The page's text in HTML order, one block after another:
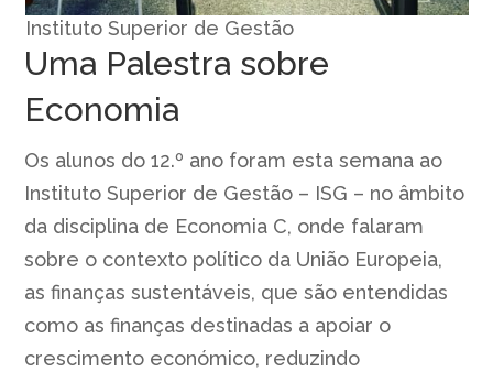
Instituto Superior de Gestão
Uma Palestra sobre
Economia
Os alunos do 12.º ano foram esta semana ao
Instituto Superior de Gestão – ISG – no âmbito
da disciplina de Economia C, onde falaram
sobre o contexto político da União Europeia,
as finanças sustentáveis, que são entendidas
como as finanças destinadas a apoiar o
crescimento económico, reduzindo